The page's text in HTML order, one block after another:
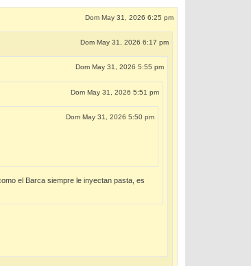
Dom May 31, 2026 6:25 pm
Dom May 31, 2026 6:17 pm
Dom May 31, 2026 5:55 pm
Dom May 31, 2026 5:51 pm
Dom May 31, 2026 5:50 pm
el Barca siempre le inyectan pasta, es